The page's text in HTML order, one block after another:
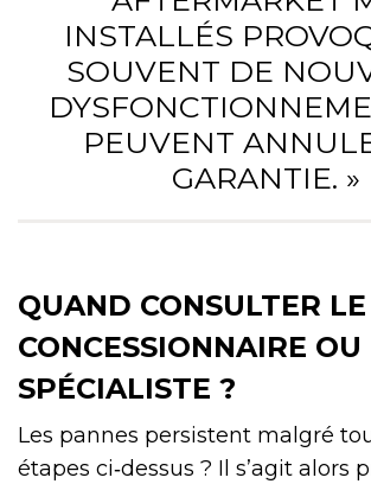
INSTALLÉS
SOUVENT DE
PEUVENT
GARANTIE. »
QUAND CONSULTER LE
CONCESSIONNAIRE OU
SPÉCIALISTE ?
Les pannes persistent malgré
étapes ci‑dessus ? Il s’agit alors